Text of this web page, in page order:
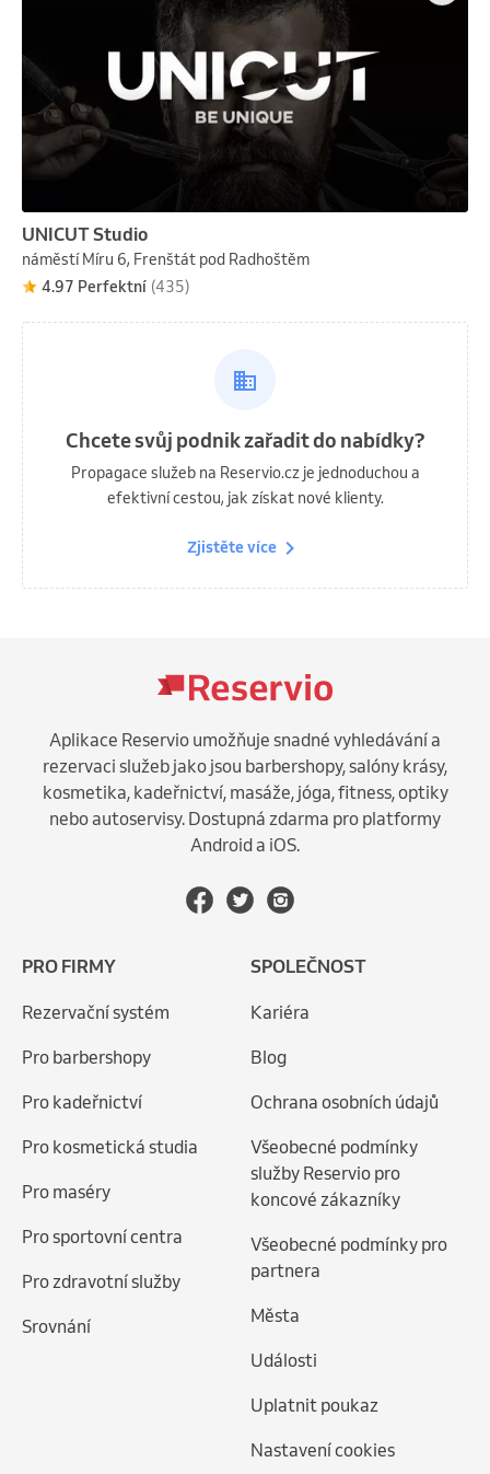
UNICUT Studio
náměstí Míru 6, Frenštát pod Radhoštěm
4.97 Perfektní (435)
Chcete svůj podnik zařadit do nabídky?
Propagace služeb na Reservio.cz je jednoduchou a
efektivní cestou, jak získat nové klienty.
Zjistěte více
Aplikace Reservio umožňuje snadné vyhledávání a
rezervaci služeb jako jsou barbershopy, salóny krásy,
kosmetika, kadeřnictví, masáže, jóga, fitness, optiky
nebo autoservisy. Dostupná zdarma pro platformy
Android a iOS.
PRO FIRMY
Rezervační systém
Pro barbershopy
Pro kadeřnictví
Pro kosmetická studia
Pro maséry
Pro sportovní centra
Pro zdravotní služby
Srovnání
SPOLEČNOST
Kariéra
Blog
Ochrana osobních údajů
Všeobecné podmínky
služby Reservio pro
koncové zákazníky
Všeobecné podmínky pro
partnera
Města
Události
Uplatnit poukaz
Nastavení cookies